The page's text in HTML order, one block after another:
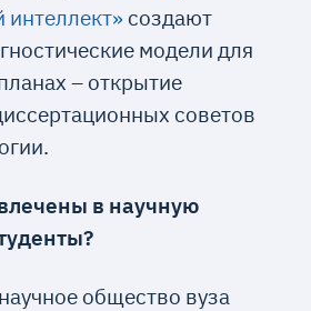
создают
модели для
– открытие
советов
в научную
общество вуза